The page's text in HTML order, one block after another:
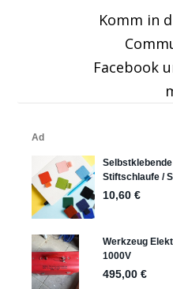
Komm in
Facebook